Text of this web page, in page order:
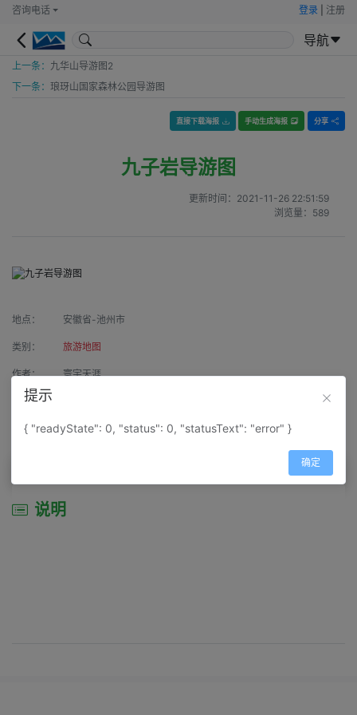
咨询电话 登录 注册
导航
上一条： 九华山导游图2
下一条： 琅玡山国家森林公园导游图
直接下载海报 手动生成海报 分享
九子岩导游图
更新时间： 2021-11-26 22:51:59
浏览量： 589
地点： 安徽省-池州市
类别： 旅游地图
作者： 寰宇天涯
来源：
属性： 地图属性： 地图类型-景区导游图
说明
提示
{ "readyState": 0, "status": 0, "statusText": "error" }
确定